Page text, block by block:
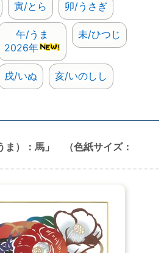
寅/とら 卯/うさぎ
午/うま
2026年
未/ひつじ
戌/いぬ 亥/いのしし
）：馬」 （色紙サイズ：